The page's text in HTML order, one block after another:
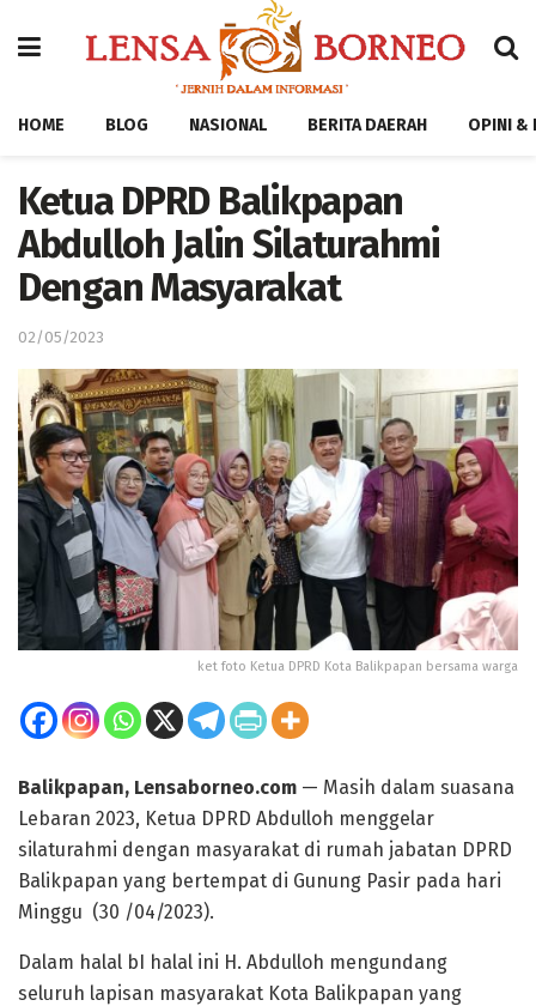
HOME BLOG NASIONAL BERITA DAERAH OPINI &
Ketua DPRD Balikpapan
Abdulloh Jalin Silaturahmi
Dengan Masyarakat
02/05/2023
ket foto Ketua DPRD Kota Balikpapan bersama warga
Balikpapan, Lensaborneo.com — Masih dalam suasana
Lebaran 2023, Ketua DPRD Abdulloh menggelar
silaturahmi dengan masyarakat di rumah jabatan DPRD
Balikpapan yang bertempat di Gunung Pasir pada hari
Minggu (30 /04/2023).
Dalam halal bI halal ini H. Abdulloh mengundang
seluruh lapisan masyarakat Kota Balikpapan yang